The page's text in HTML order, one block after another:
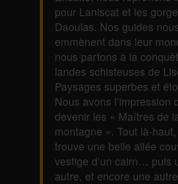
pour Laniscat et les
Daoulas. Nos guides
emmènent dans leur
nous partons à la
landes schisteuses de
Paysages superbes et
Nous avons l’impression
devenir les « Maîtres de
montagne ». Tout là-
trouve une belle allée
vestige d’un cairn… puis
autre, et encore une